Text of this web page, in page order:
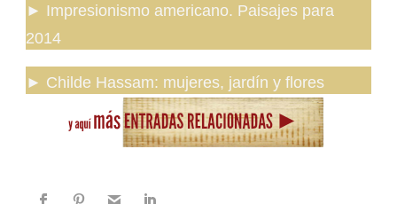
► Impresionismo americano. Paisajes para
2014
► Childe Hassam: mujeres, jardín y flores